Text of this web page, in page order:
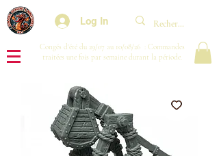
Log In
Congés d'été du 29/07 au 10/08/26 : Commandes
traitées une fois par semaine durant la période.